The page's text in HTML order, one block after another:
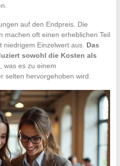
auf den Endpreis. Die
machen oft einen erheblichen Teil
niedrigem Einzelwert aus. Das
sowohl die Kosten als
, was es zu einem
selten hervorgehoben wird.